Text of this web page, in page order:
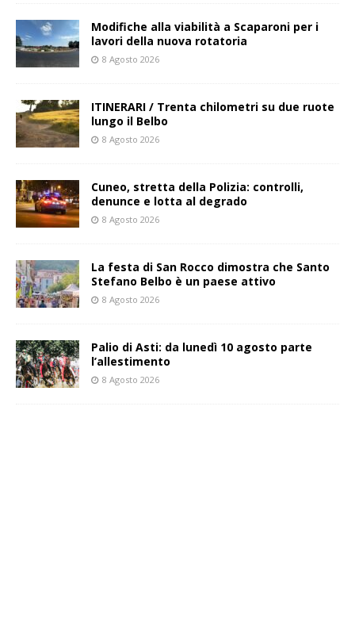
Modifiche alla viabilità a Scaparoni per i
lavori della nuova rotatoria
8 Agosto 2026
ITINERARI / Trenta chilometri su due ruote
lungo il Belbo
8 Agosto 2026
Cuneo, stretta della Polizia: controlli,
denunce e lotta al degrado
8 Agosto 2026
La festa di San Rocco dimostra che Santo
Stefano Belbo è un paese attivo
8 Agosto 2026
Palio di Asti: da lunedì 10 agosto parte
l’allestimento
8 Agosto 2026